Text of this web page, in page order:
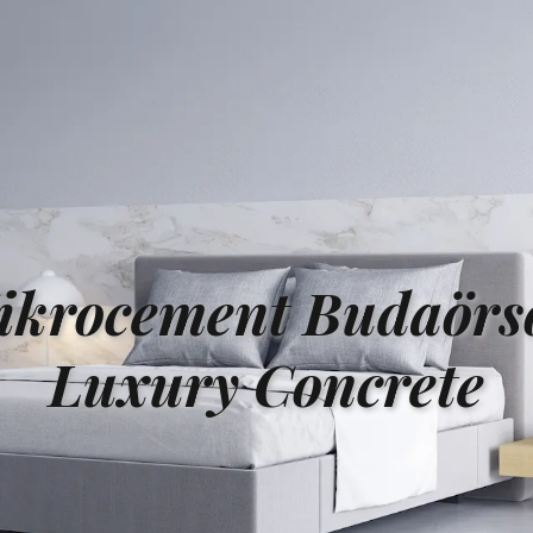
Luxury Concrete